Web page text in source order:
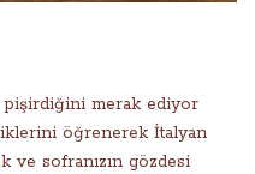
pişirdiğini merak ediyor
öğrenerek İtalyan
ve sofranızın gözdesi